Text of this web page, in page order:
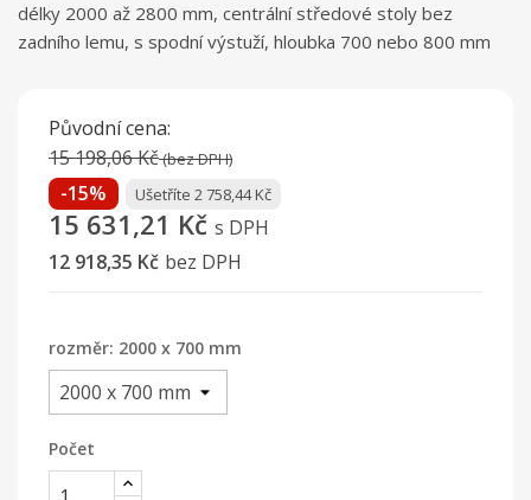
délky 2000 až 2800 mm, centrální středové stoly bez
zadního lemu, s spodní výstuží, hloubka 700 nebo 800 mm
Původní cena:
15 198,06 Kč(bez DPH)
-15% Ušetříte 2 758,44 Kč
15 631,21 Kč s DPH
12 918,35 Kč bez DPH
rozměr: 2000 x 700 mm
Počet